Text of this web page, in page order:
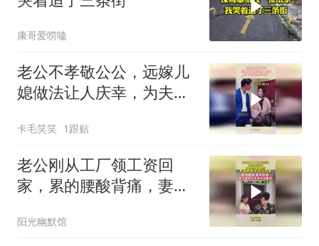
康哥爱唠嗑
老公不孝敬公公，远嫁儿
媳做法让人庆幸，为夫不
卡毛笑笑 1跟贴
老公刚从工厂领工资回
家，累的腰酸背痛，妻子
阳光幽默馆